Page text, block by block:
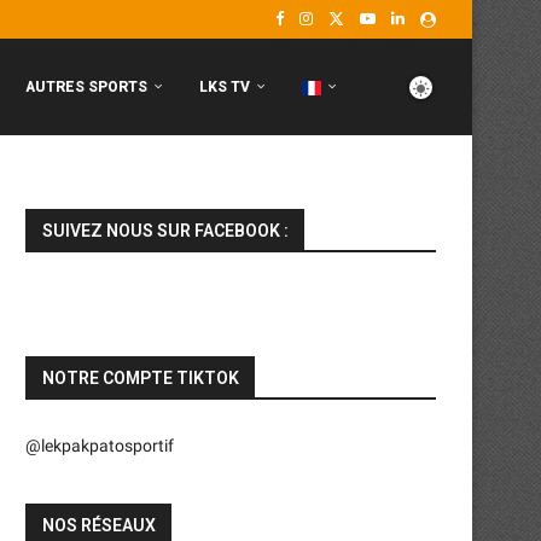
AUTRES SPORTS LKS TV
SUIVEZ NOUS SUR FACEBOOK :
NOTRE COMPTE TIKTOK
@lekpakpatosportif
NOS RÉSEAUX